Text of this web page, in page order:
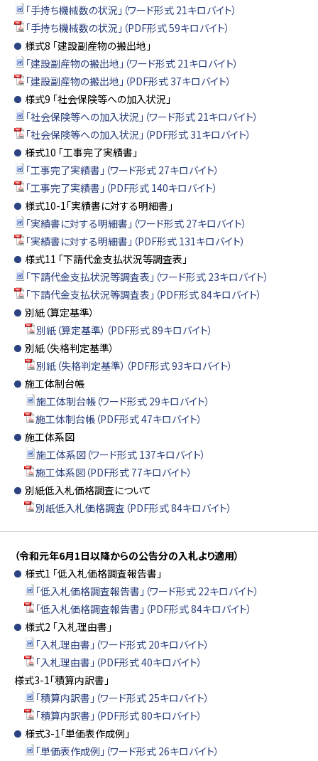
「手持ち機械数の状況」（ワード形式 21キロバイト）
「手持ち機械数の状況」（PDF形式 59キロバイト）
様式8 「建設副産物の搬出地」
「建設副産物の搬出地」（ワード形式 21キロバイト）
「建設副産物の搬出地」（PDF形式 37キロバイト）
様式9 「社会保険等への加入状況」
「社会保険等への加入状況」（ワード形式 21キロバイト）
「社会保険等への加入状況」（PDF形式 31キロバイト）
様式10 「工事完了実績書」
「工事完了実績書」（ワード形式 27キロバイト）
「工事完了実績書」（PDF形式 140キロバイト）
様式10-1「実績書に対する明細書」
「実績書に対する明細書」（ワード形式 27キロバイト）
「実績書に対する明細書」（PDF形式 131キロバイト）
様式11 「下請代金支払状況等調査表」
「下請代金支払状況等調査表」（ワード形式 23キロバイト）
「下請代金支払状況等調査表」（PDF形式 84キロバイト）
別紙（算定基準）
別紙（算定基準）（PDF形式 89キロバイト）
別紙（失格判定基準）
別紙（失格判定基準）（PDF形式 93キロバイト）
施工体制台帳
施工体制台帳（ワード形式 29キロバイト）
施工体制台帳（PDF形式 47キロバイト）
施工体系図
施工体系図（ワード形式 137キロバイト）
施工体系図（PDF形式 77キロバイト）
別紙低入札価格調査について
別紙低入札価格調査（PDF形式 84キロバイト）
（令和元年6月1日以降からの公告分の入札より適用）
様式1 「低入札価格調査報告書」
「低入札価格調査報告書」（ワード形式 22キロバイト）
「低入札価格調査報告書」（PDF形式 84キロバイト）
様式2 「入札理由書」
「入札理由書」（ワード形式 20キロバイト）
「入札理由書」（PDF形式 40キロバイト）
様式3-1「積算内訳書」
「積算内訳書」（ワード形式 25キロバイト）
「積算内訳書」（PDF形式 80キロバイト）
様式3-1「単価表作成例」
「単価表作成例」（ワード形式 26キロバイト）